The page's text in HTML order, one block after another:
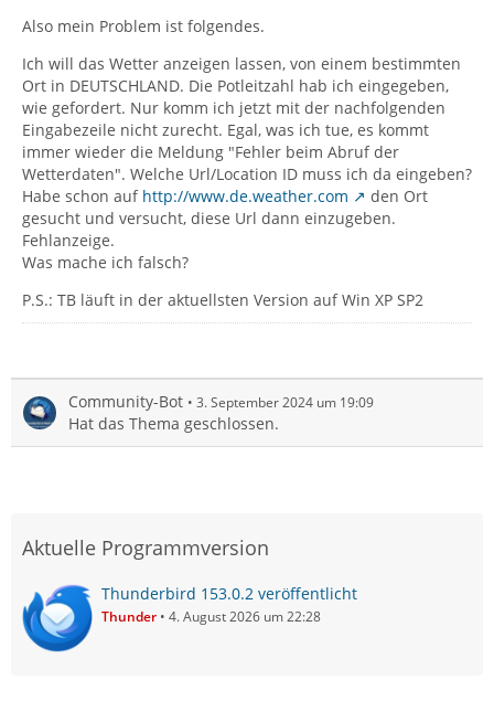
Also mein Problem ist folgendes.
Ich will das Wetter anzeigen lassen, von einem bestimmten
Ort in DEUTSCHLAND. Die Potleitzahl hab ich eingegeben,
wie gefordert. Nur komm ich jetzt mit der nachfolgenden
Eingabezeile nicht zurecht. Egal, was ich tue, es kommt
immer wieder die Meldung "Fehler beim Abruf der
Wetterdaten". Welche Url/Location ID muss ich da eingeben?
Habe schon auf http://www.de.weather.com
den Ort
gesucht und versucht, diese Url dann einzugeben.
Fehlanzeige.
Was mache ich falsch?
P.S.: TB läuft in der aktuellsten Version auf Win XP SP2
Community-Bot 3. September 2024 um 19:09
Hat das Thema geschlossen.
Aktuelle Programmversion
Thunderbird 153.0.2 veröffentlicht
Thunder 4. August 2026 um 22:28